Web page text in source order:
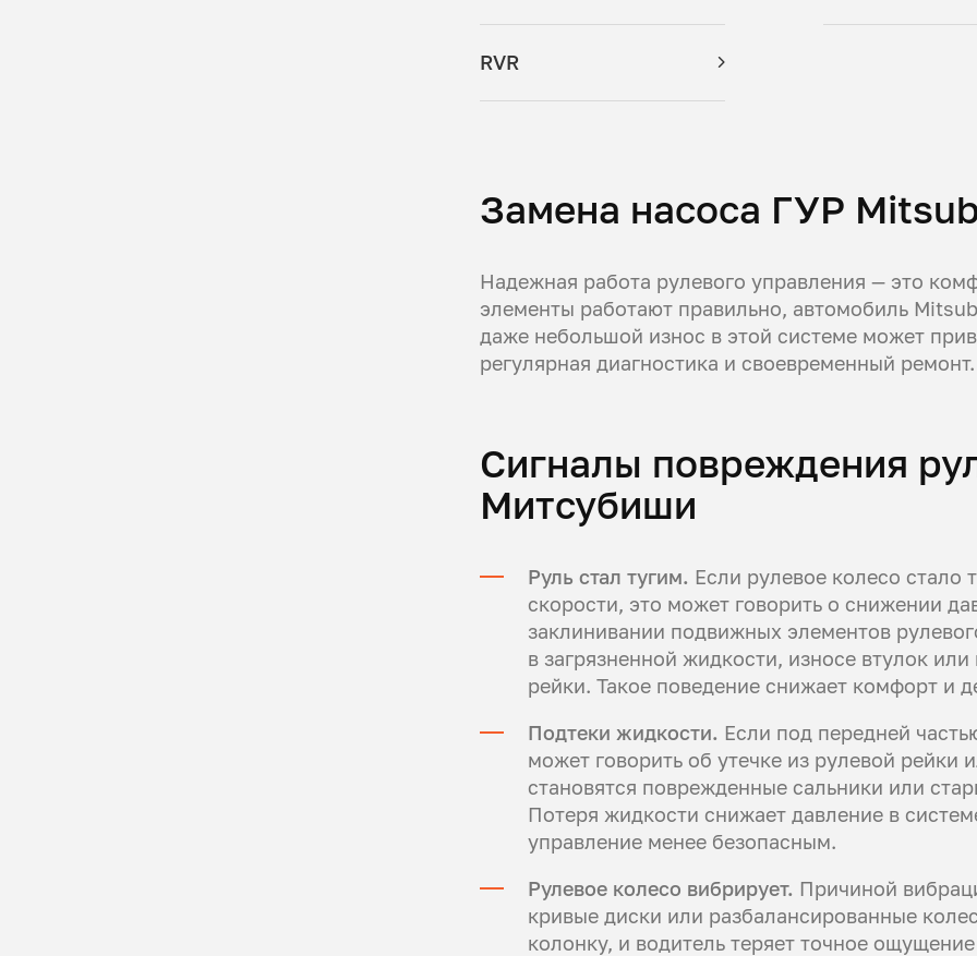
RVR
Замена насоса ГУР
Надежная работа рулевого управления — это
элементы работают правильно, автомобиль
даже небольшой износ в этой системе может
регулярная диагностика и своевременный ремонт.
Сигналы повреждения
Митсубиши
Руль стал тугим. Если рулевое колесо стало
скорости, это может говорить о снижении
заклинивании подвижных элементов
в загрязненной жидкости, износе втулок
рейки. Такое поведение снижает комфорт и
Подтеки жидкости. Если под передней
может говорить об утечке из рулевой рейки
становятся поврежденные сальники или
Потеря жидкости снижает давление в
управление менее безопасным.
Рулевое колесо вибрирует. Причиной
кривые диски или разбалансированные
колонку, и водитель теряет точное